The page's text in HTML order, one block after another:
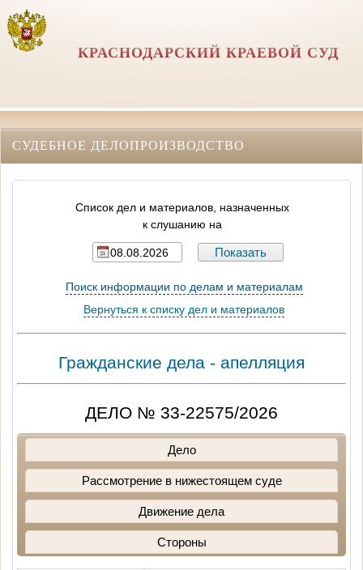
КРАСНОДАРСКИЙ КРАЕВОЙ СУД
СУДЕБНОЕ ДЕЛОПРОИЗВОДСТВО
Список дел и материалов, назначенных
к слушанию на
Поиск информации по делам и материалам
Вернуться к списку дел и материалов
Гражданские дела - апелляция
ДЕЛО № 33-22575/2026
Дело
Рассмотрение в нижестоящем суде
Движение дела
Стороны